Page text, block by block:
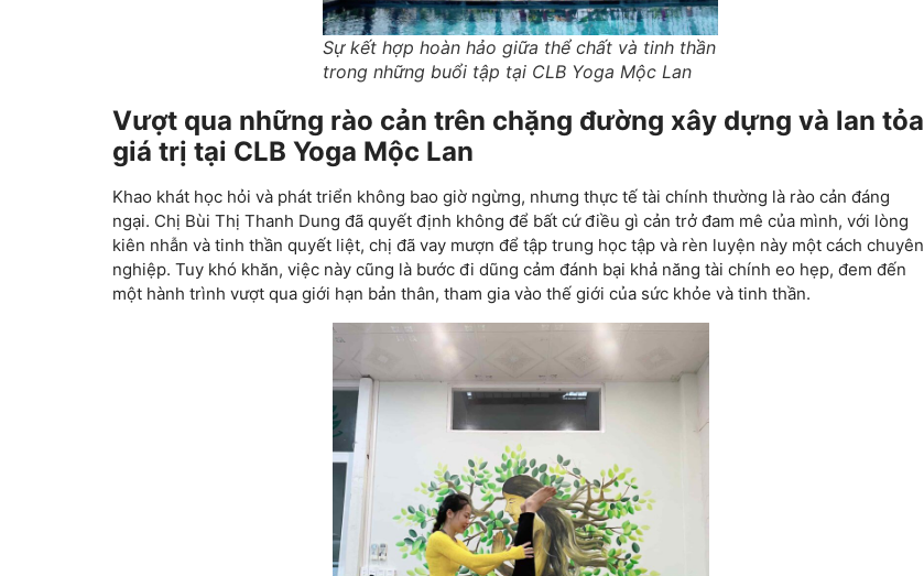
Sự kết hợp hoàn hảo giữa thể chất và tinh thần
trong những buổi tập tại CLB Yoga Mộc Lan
Vượt qua những rào cản trên chặng đường xây dựng và lan tỏa
giá trị tại CLB Yoga Mộc Lan
Khao khát học hỏi và phát triển không bao giờ ngừng, nhưng thực tế tài chính thường là rào cản đáng
ngại. Chị Bùi Thị Thanh Dung đã quyết định không để bất cứ điều gì cản trở đam mê của mình, với lòng
kiên nhẫn và tinh thần quyết liệt, chị đã vay mượn để tập trung học tập và rèn luyện này một cách chuyên
nghiệp. Tuy khó khăn, việc này cũng là bước đi dũng cảm đánh bại khả năng tài chính eo hẹp, đem đến
một hành trình vượt qua giới hạn bản thân, tham gia vào thế giới của sức khỏe và tinh thần.